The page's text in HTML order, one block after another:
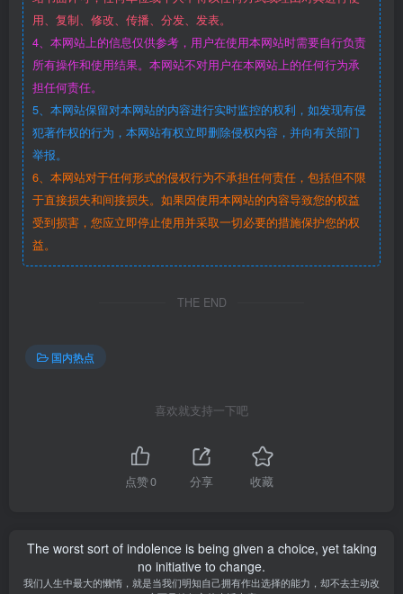
用、复制、修改、传播、分发、发表。
4、本网站上的信息仅供参考，用户在使用本网站时需要自行负责
所有操作和使用结果。本网站不对用户在本网站上的任何行为承
担任何责任。
5、本网站保留对本网站的内容进行实时监控的权利，如发现有侵
犯著作权的行为，本网站有权立即删除侵权内容，并向有关部门
举报。
6、本网站对于任何形式的侵权行为不承担任何责任，包括但不限
于直接损失和间接损失。如果因使用本网站的内容导致您的权益
受到损害，您应立即停止使用并采取一切必要的措施保护您的权
益。
THE END
国内热点
喜欢就支持一下吧
点赞0 分享 收藏
The worst sort of indolence is being given a choice, yet taking
no initiative to change.
我们人生中最大的懒惰，就是当我们明知自己拥有作出选择的能力，却不去主动改